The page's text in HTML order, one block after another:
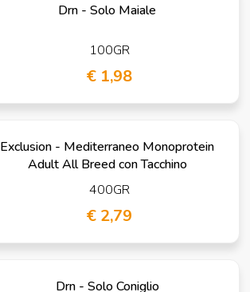
Drn - Solo Maiale
100GR
€ 1,98
Exclusion - Mediterraneo Monoprotein
Adult All Breed con Tacchino
400GR
€ 2,79
Drn - Solo Coniglio